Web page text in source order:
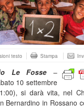
testo Stampa
Le Fosse –
10 settembre
si darà vita, nel
Bernardino in Rossano